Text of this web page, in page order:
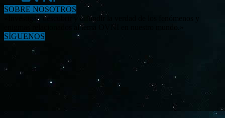
SOBRE NOSOTROS
«Investigar, descubrir y difundir la verdad de los fenómenos y
enigmas relacionados al tema OVNI en nuestro mundo.»
SÍGUENOS